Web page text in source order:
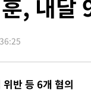
위, 열대야 계속[다음
망과 걱정 안겨드려
150㎜ 비
스닥 1.3%↑
선…박선원·최민희·서미
, 내
반 등 6개 혐의